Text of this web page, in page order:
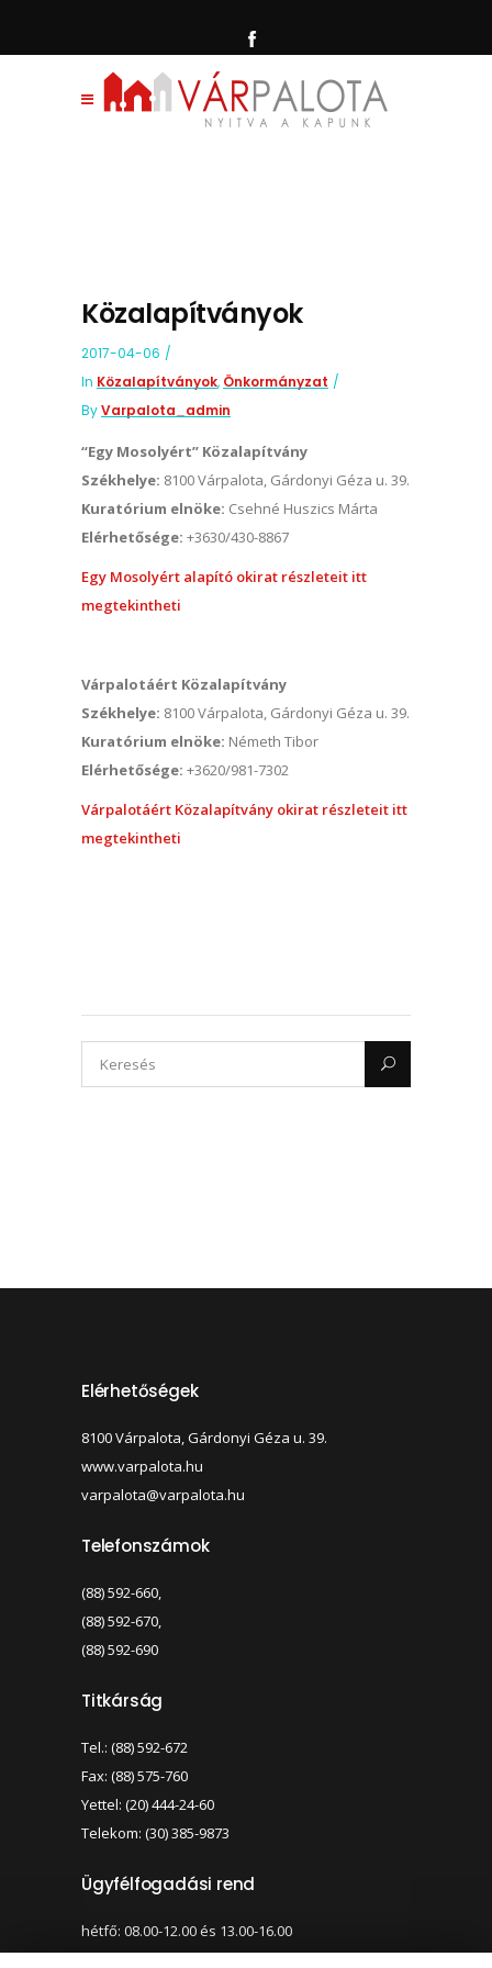
Közalapítványok
2017-04-06
In Közalapítványok, Önkormányzat
ByVarpalota_admin
“Egy Mosolyért” Közalapítvány
Székhelye: 8100 Várpalota, Gárdonyi Géza u. 39.
Kuratórium elnöke: Csehné Huszics Márta
Elérhetősége: +3630/430-8867
Egy Mosolyért alapító okirat részleteit itt
megtekintheti
Várpalotáért Közalapítvány
Székhelye: 8100 Várpalota, Gárdonyi Géza u. 39.
Kuratórium elnöke: Németh Tibor
Elérhetősége: +3620/981-7302
Várpalotáért Közalapítvány okirat részleteit itt
megtekintheti
Elérhetőségek
8100 Várpalota, Gárdonyi Géza u. 39.
www.varpalota.hu
varpalota@varpalota.hu
Telefonszámok
(88) 592-660,
(88) 592-670,
(88) 592-690
Titkárság
Tel.: (88) 592-672
Fax: (88) 575-760
Yettel: (20) 444-24-60
Telekom: (30) 385-9873
Ügyfélfogadási rend
hétfő: 08.00-12.00 és 13.00-16.00
szerda: 08.00-12.00 és 13.00-17.00